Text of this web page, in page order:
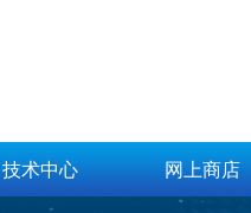
技术中心 网上商店